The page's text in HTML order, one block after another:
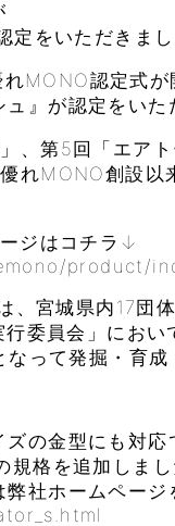
定をいただきま
MONO認定式
』が認定をいた
、第5回「エア
れMONO創設以
ジはコチラ↓
product/
、宮城県内17団
委員会」におい
って発掘・育成
の金型にも対応
規格を追加しま
社ホームペー